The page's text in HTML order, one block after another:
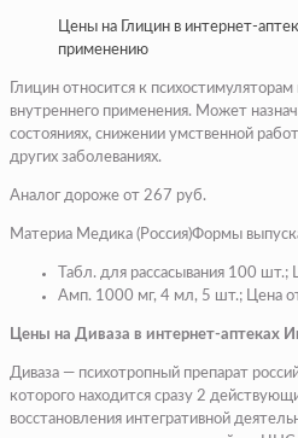
Цены на Глицин в интернет-
применению
Глицин относится к
внутреннего применения. Может
состояниях, снижении умственной
других заболеваниях.
Аналог дороже от 267 руб.
Материа Медика (Россия)Формы
Табл. для рассасывания 100
Амп. 1000 мг, 4 мл, 5 шт.; Цена
Цены на Диваза в интернет-аптеках
Диваза — психотропный препарат
которого находится сразу 2
восстановления интегративной